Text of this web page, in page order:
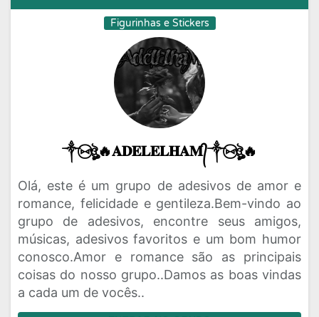
Figurinhas e Stickers
༒⑅⃝ঔৣ🔥𝐀𝐃𝐄𝐋𝐄𝐋𝐇𝐀𝐌᭄༒⑅⃝ঔৣ🔥
Olá, este é um grupo de adesivos de amor e
romance, felicidade e gentileza.Bem-vindo ao
grupo de adesivos, encontre seus amigos,
músicas, adesivos favoritos e um bom humor
conosco.Amor e romance são as principais
coisas do nosso grupo..Damos as boas vindas
a cada um de vocês..